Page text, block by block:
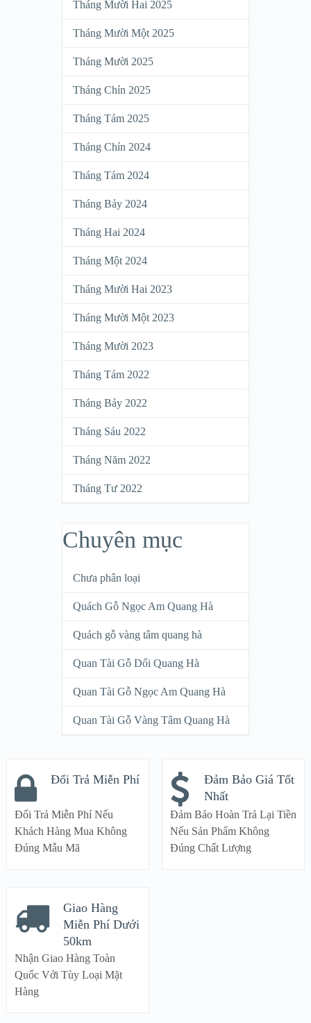
Tháng Mười Hai 2025
Tháng Mười Một 2025
Tháng Mười 2025
Tháng Chín 2025
Tháng Tám 2025
Tháng Chín 2024
Tháng Tám 2024
Tháng Bảy 2024
Tháng Hai 2024
Tháng Một 2024
Tháng Mười Hai 2023
Tháng Mười Một 2023
Tháng Mười 2023
Tháng Tám 2022
Tháng Bảy 2022
Tháng Sáu 2022
Tháng Năm 2022
Tháng Tư 2022
Chuyên mục
Chưa phân loại
Quách Gỗ Ngọc Am Quang Hà
Quách gỗ vàng tâm quang hà
Quan Tài Gỗ Dổi Quang Hà
Quan Tài Gỗ Ngọc Am Quang Hà
Quan Tài Gỗ Vàng Tâm Quang Hà
Đổi Trả Miễn Phí
Đổi Trả Miễn Phí Nếu
Khách Hàng Mua Không
Đúng Mẫu Mã
Đảm Bảo Giá Tốt
Nhất
Đảm Bảo Hoàn Trả Lại Tiền
Nếu Sản Phẩm Không
Đúng Chất Lượng
Giao Hàng
Miễn Phí Dưới
50km
Nhận Giao Hàng Toàn
Quốc Với Tùy Loại Mặt
Hàng